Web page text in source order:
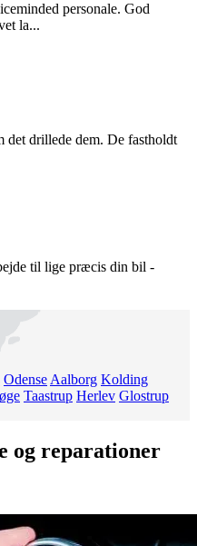
personale. God
la...
det drillede dem. De fastholdt
til lige præcis din bil -
Odense Aalborg Kolding
Taastrup Herlev Glostrup
og reparationer